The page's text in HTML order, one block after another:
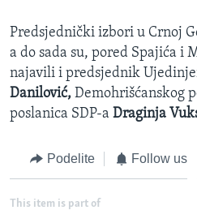
Predsjednički izbori u Crnoj
a do sada su, pored Spajića i
najavili i predsjednik
Danilović, Demohrišćanskog
poslanica SDP-a Draginja
Podelite Follow us
This item is part of